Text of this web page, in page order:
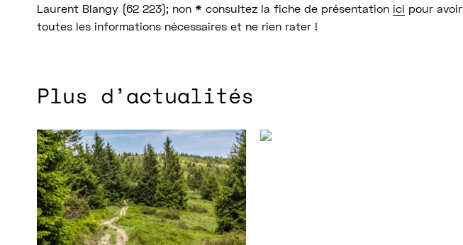
Laurent Blangy (62 223); non * consultez la fiche de présentation ici pour avoir
toutes les informations nécessaires et ne rien rater !
Plus d’actualités